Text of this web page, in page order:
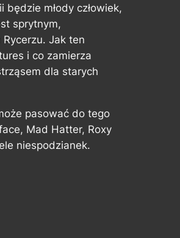
młody człowiek,
sprytnym,
Jak ten
i co zamierza
dla starych
pasować do tego
Mad Hatter, Roxy
niespodzianek.